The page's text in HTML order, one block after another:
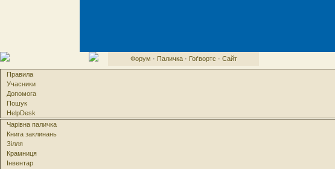
Форум · Паличка· Гоґвортс · Сайт
Правила
Учасники
Допомога
Пошук
HelpDesk
Чарівна паличка
Книга заклинань
Зілля
Крамниця
Інвентар